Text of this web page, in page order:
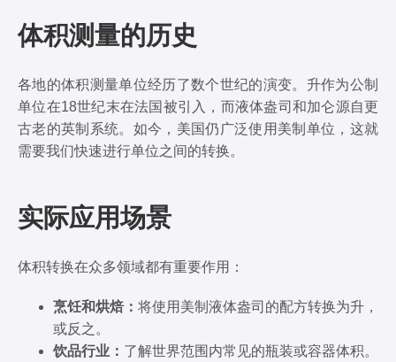
体积测量的历史
各地的体积测量单位经历了数个世纪的演变。升作为公制
单位在18世纪末在法国被引入，而液体盎司和加仑源自更
古老的英制系统。如今，美国仍广泛使用美制单位，这就
需要我们快速进行单位之间的转换。
实际应用场景
体积转换在众多领域都有重要作用：
烹饪和烘焙： 将使用美制液体盎司的配方转换为升，
或反之。
饮品行业： 了解世界范围内常见的瓶装或容器体积。